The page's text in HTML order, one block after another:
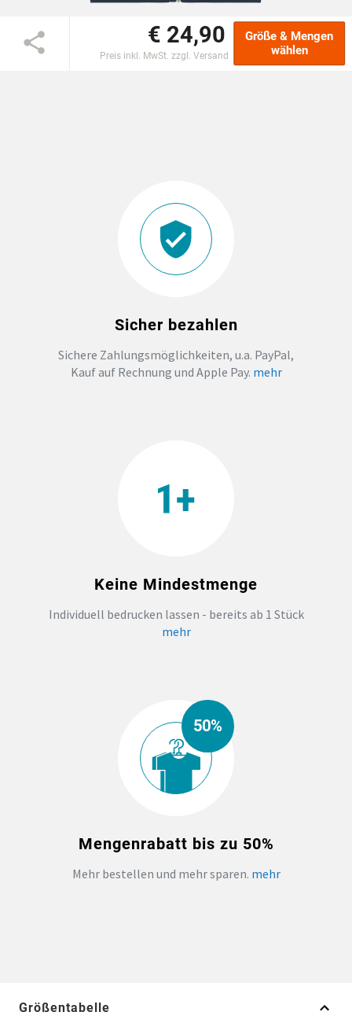
DTF BOGEN
SOCKEN PERSONALISIEREN
€ 24,90
Preis inkl. MwSt. zzgl. Versand
Größe & Mengen
wählen
Sicher bezahlen
Sichere Zahlungsmöglichkeiten, u.a. PayPal,
Kauf auf Rechnung und Apple Pay. mehr
Keine Mindestmenge
Individuell bedrucken lassen - bereits ab 1 Stück
mehr
50%
Mengenrabatt bis zu 50%
Mehr bestellen und mehr sparen. mehr
Größentabelle